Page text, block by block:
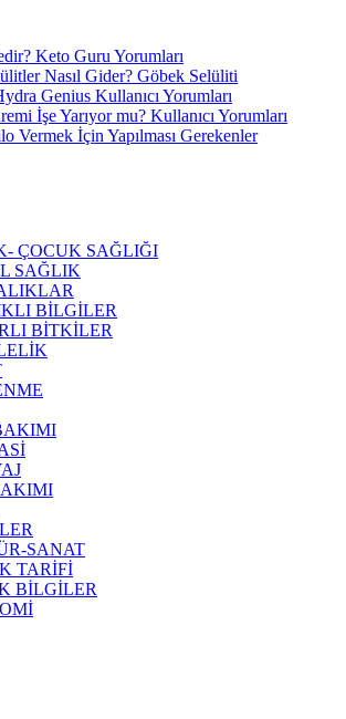
Keto Guru Yorumları
Nasıl Gider? Göbek Selüliti
Genius Kullanıcı Yorumları
İşe Yarıyor mu? Kullanıcı Yorumları
Vermek İçin Yapılması Gerekenler
ÇOCUK SAĞLIĞI
SAĞLIK
BİLGİLER
BİTKİLER
SANAT
TARİFİ
BİLGİLER